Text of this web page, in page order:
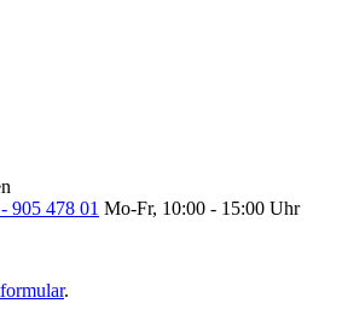
905 478 01 Mo-Fr, 10:00 - 15:00 Uhr
.